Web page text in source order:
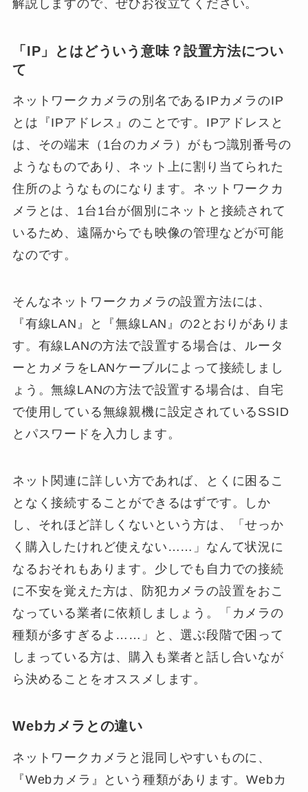
解説しますので、ぜひお役立てください。
「IP」とはどういう意味？設置方法につい
て
ネットワークカメラの別名であるIPカメラのIP
とは『IPアドレス』のことです。IPアドレスと
は、その端末（1台のカメラ）がもつ識別番号の
ようなものであり、ネット上に割り当てられた
住所のようなものになります。ネットワークカ
メラとは、1台1台が個別にネットと接続されて
いるため、遠隔からでも映像の管理などが可能
なのです。
そんなネットワークカメラの設置方法には、
『有線LAN』と『無線LAN』の2とおりがありま
す。有線LANの方法で設置する場合は、ルータ
ーとカメラをLANケーブルによって接続しまし
ょう。無線LANの方法で設置する場合は、自宅
で使用している無線親機に設定されているSSID
とパスワードを入力します。
ネット関連に詳しい方であれば、とくに困るこ
となく接続することができるはずです。しか
し、それほど詳しくないという方は、「せっか
く購入したけれど使えない……」なんて状況に
なるおそれもあります。少しでも自力での接続
に不安を覚えた方は、防犯カメラの設置をおこ
なっている業者に依頼しましょう。「カメラの
種類が多すぎるよ……」と、選ぶ段階で困って
しまっている方は、購入も業者と話し合いなが
ら決めることをオススメします。
Webカメラとの違い
ネットワークカメラと混同しやすいものに、
『Webカメラ』という種類があります。Webカ